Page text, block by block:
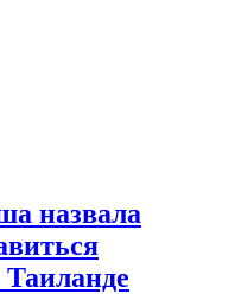
назвала
Таиланде